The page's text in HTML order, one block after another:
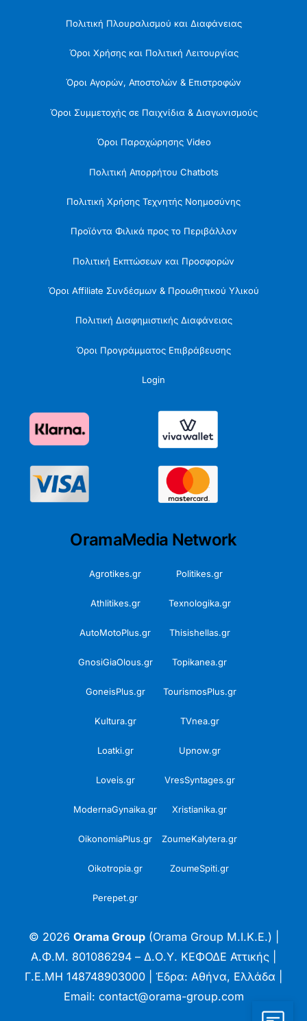
Πολιτική Πλουραλισμού και Διαφάνειας
Όροι Χρήσης και Πολιτική Λειτουργίας
Όροι Αγορών, Αποστολών & Επιστροφών
Όροι Συμμετοχής σε Παιχνίδια & Διαγωνισμούς
Όροι Παραχώρησης Video
Πολιτική Απορρήτου Chatbots
Πολιτική Χρήσης Τεχνητής Νοημοσύνης
Προϊόντα Φιλικά προς το Περιβάλλον
Πολιτική Εκπτώσεων και Προσφορών
Όροι Affiliate Συνδέσμων & Προωθητικού Υλικού
Πολιτική Διαφημιστικής Διαφάνειας
Όροι Προγράμματος Επιβράβευσης
Login
OramaMedia Network
Agrotikes.gr Politikes.gr
Athlitikes.gr Texnologika.gr
AutoMotoPlus.gr Thisishellas.gr
GnosiGiaOlous.gr Topikanea.gr
GoneisPlus.gr TourismosPlus.gr
Kultura.gr TVnea.gr
Loatki.gr Upnow.gr
Loveis.gr VresSyntages.gr
ModernaGynaika.gr Xristianika.gr
OikonomiaPlus.gr ZoumeKalytera.gr
Oikotropia.gr ZoumeSpiti.gr
Perepet.gr
© 2026 Orama Group(Orama Group Μ.Ι.Κ.Ε.) |
Α.Φ.Μ. 801086294 – Δ.Ο.Υ. ΚΕΦΟΔΕ Αττικής |
Γ.Ε.ΜΗ 148748903000 | Έδρα: Αθήνα, Ελλάδα |
Email: contact@orama-group.com